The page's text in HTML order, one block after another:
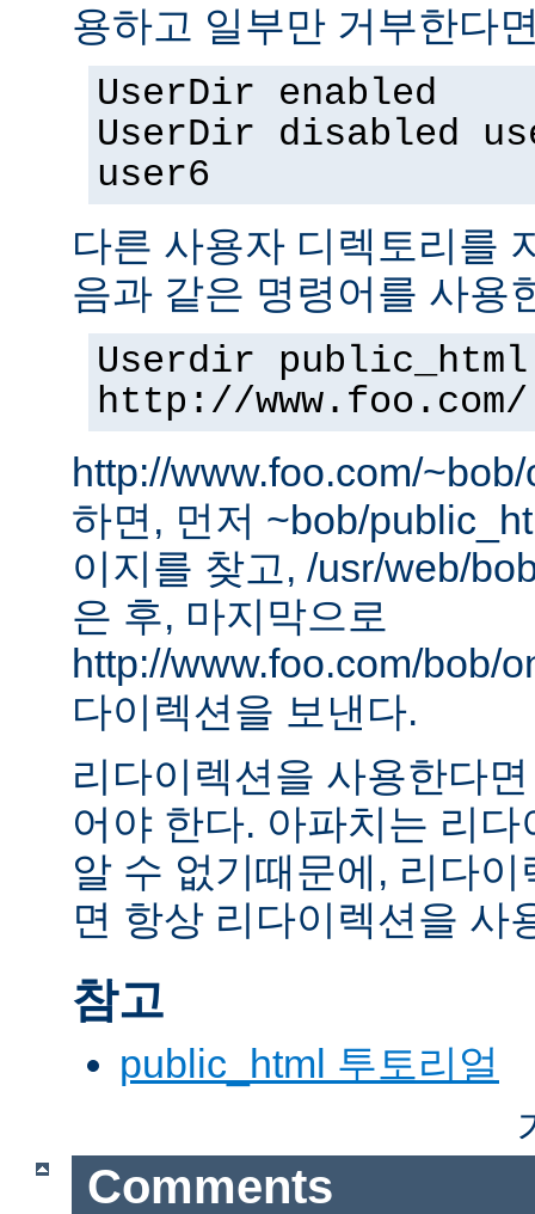
용하고 일부만 거부한다
UserDir enabled
UserDir disabled
user6
다른 사용자 디렉토리를
음과 같은 명령어를 사용
Userdir
http://www.foo.com/
http://www.foo.com/
하면, 먼저 ~bob/
이지를 찾고, /usr/web/
은 후, 마지막으로
http://www.foo.com/bob/
다이렉션을 보낸다.
리다이렉션을 사용한다
어야 한다. 아파치는 리
알 수 없기때문에, 리다
면 항상 리다이렉션을 사
참고
public_html 투토리얼
Comments